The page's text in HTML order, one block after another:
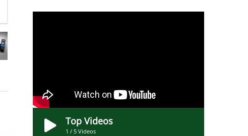
Top Videos
1 / 5 Videos